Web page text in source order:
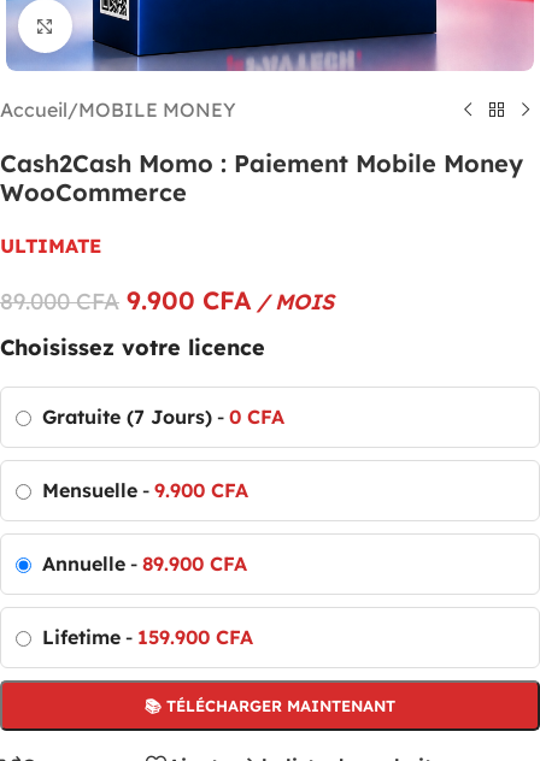
Cliquez pour agrandir
Accueil/MOBILE MONEY
Cash2Cash Momo : Paiement Mobile Money
WooCommerce
ULTIMATE
89.000CFA 9.900 CFA / MOIS
Choisissez votre licence
Gratuite (7 Jours) - 0 CFA
Mensuelle - 9.900 CFA
Annuelle - 89.900 CFA
Lifetime - 159.900 CFA
📚 TÉLÉCHARGER MAINTENANT